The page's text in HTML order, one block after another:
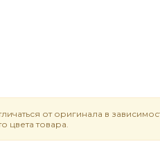
от оригинала в
цвета товара.